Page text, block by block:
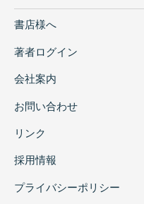
書店様へ
著者ログイン
会社案内
お問い合わせ
リンク
採用情報
プライバシーポリシー